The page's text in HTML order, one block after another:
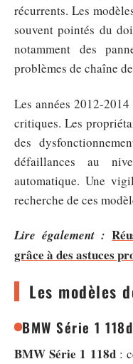
récurrents. Les
souvent pointés du
notamment des
problèmes de chaîne
Les années 2012-
critiques. Les
des
défaillances au
automatique. Une
recherche de ces
Lire également :
grâce à des astuces
Les modèles
BMW Série 1
BMW Série 1 118d: